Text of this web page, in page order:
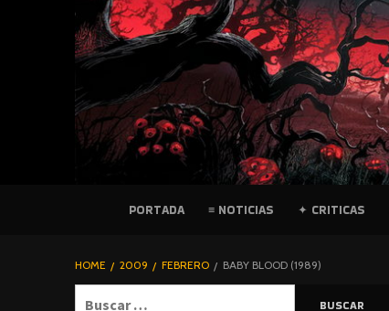
PELICULAS
BLOGHORROR
⋆
PORTADA ≡ NOTICIAS ✦ CRITICAS
HOME 2009 FEBRERO BABY BLOOD (1989)